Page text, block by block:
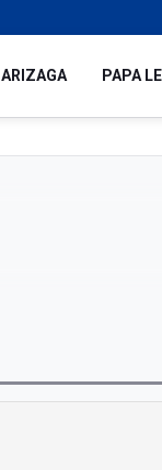
PAPA
Moyano: “Tengo